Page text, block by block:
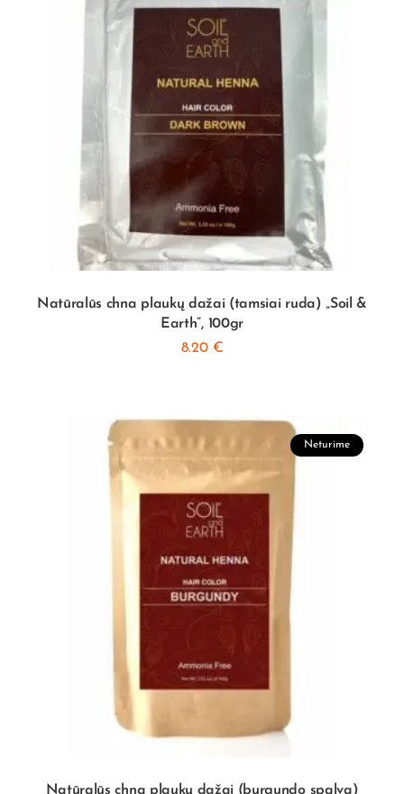
Natūralūs chna plaukų dažai (tamsiai ruda) „Soil &
Earth”, 100gr
8.20 €
Neturime
Natūralūs chna plaukų dažai (burgundo spalva)